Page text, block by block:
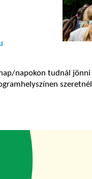
napokon tudnál jönni